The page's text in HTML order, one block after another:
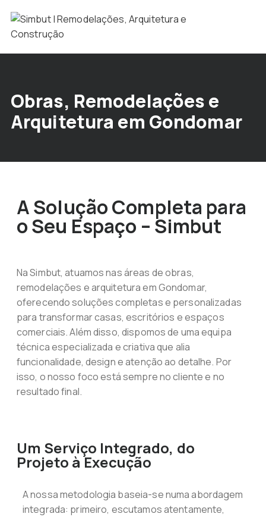
Obras, Remodelações e
Arquitetura em Gondomar
A Solução Completa para
o Seu Espaço – Simbut
Na Simbut, atuamos nas áreas de obras,
remodelações e arquitetura em Gondomar,
oferecendo soluções completas e personalizadas
para transformar casas, escritórios e espaços
comerciais. Além disso, dispomos de uma equipa
técnica especializada e criativa que alia
funcionalidade, design e atenção ao detalhe. Por
isso, o nosso foco está sempre no cliente e no
resultado final.
Um Serviço Integrado, do
Projeto à Execução
A nossa metodologia baseia-se numa abordagem
integrada: primeiro, escutamos atentamente,